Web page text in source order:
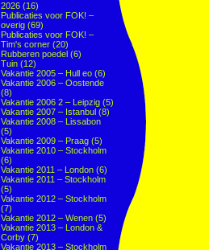
2026 (16)
Publicaties voor FOK! –
overig (69)
Publicaties voor FOK! –
Tim's corner (20)
Rubberen poedel (6)
Tuin (12)
Vakantie 2005 – Hull eo (6)
Vakantie 2006 – Oostende
(8)
Vakantie 2006 2 – Leipzig (5)
Vakantie 2007 – Istanbul (8)
Vakantie 2008 – Lissabon
(5)
Vakantie 2009 – Praag (5)
Vakantie 2010 – Stockholm
(6)
Vakantie 2011 – London (6)
Vakantie 2011 – Stockholm
(5)
Vakantie 2012 – Stockholm
(7)
Vakantie 2012 – Wenen (5)
Vakantie 2013 – London &
Corby (7)
Vakantie 2013 – Stockholm